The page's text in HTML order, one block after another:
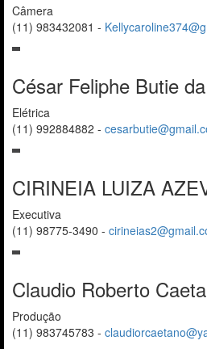
Câmera
(11) 983432081 -
César Feliphe Butie
Elétrica
(11) 992884882 -
CIRINEIA LUIZA
Executiva
(11) 98775-3490 -
Claudio Roberto
Produção
(11) 983745783 -